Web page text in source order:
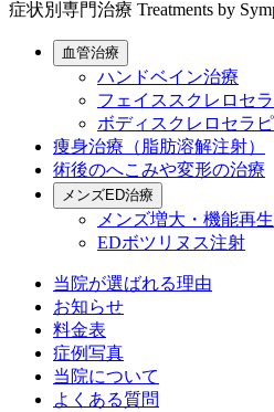
症状別専門治療 Treatments by
血管治療
ハンドベイン治療
フェイススクレロセ
ボディスクレロセラ
痩身治療（脂肪溶解注射）
術後のへこみや変形の治療
メンズED治療
メンズ増大・機能再
EDボツリヌス注射
当院が選ばれる理由
お知らせ
料金表
症例写真
当院について
よくある質問